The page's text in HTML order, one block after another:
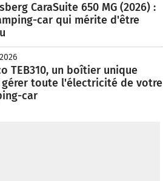
CaraSuite 650 MG (2026) :
car qui mérite d'être
TEB310, un boîtier unique
toute l'électricité de votre
car